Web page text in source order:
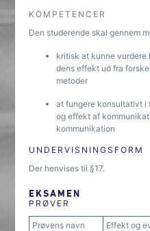
KOMPETENCER
Den studerende skal gennem
kritisk at kunne
dens effekt ud fra
metoder
at fungere konsultativt i
og effekt af
kommunikation
UNDERVISNINGSFORM
Der henvises til §17.
EKSAMEN
PRØVER
Prøvens navn Effekt og